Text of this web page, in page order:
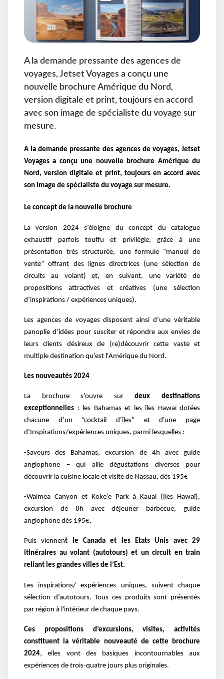
A la demande pressante des agences de
voyages, Jetset Voyages a conçu une
nouvelle brochure Amérique du Nord,
version digitale et print, toujours en accord
avec son image de spécialiste du voyage sur
mesure.
A la demande pressante des agences de voyages, Jetset
Voyages a conçu une nouvelle brochure Amérique du
Nord, version digitale et print, toujours en accord avec
son image de spécialiste du voyage sur mesure.
Le concept de la nouvelle brochure
La version 2024 s’éloigne du concept du catalogue
exhaustif parfois touffu et privilégie, grâce à une
présentation très structurée, une formule “manuel de
vente” offrant des lignes directrices (une sélection de
circuits au volant) et, en suivant, une variété de
propositions attractives et créatives (une sélection
d’inspirations / expériences uniques).
Les agences de voyages disposent ainsi d’une véritable
panoplie d’idées pour susciter et répondre aux envies de
leurs clients désireux de (re)découvrir cette vaste et
multiple destination qu’est l'Amérique du Nord.
Les nouveautés 2024
La brochure s'ouvre surdeux destinations
exceptionnelles : les Bahamas et les îles Hawaï dotées
chacune d’un “cocktail d’îles” et d'une page
d’Inspirations/expériences uniques, parmi lesquelles :
-Saveurs des Bahamas, excursion de 4h avec guide
anglophone – qui allie dégustations diverses pour
découvrir la cuisine locale et visite de Nassau, dès 195€
-Waimea Canyon et Koke’e Park à Kauai (Iles Hawaï),
excursion de 8h avec déjeuner barbecue, guide
anglophone dès 195€.
Puis viennent le Canada et les Etats Unis avec 29
itinéraires au volant (autotours) et un circuit en train
reliant les grandes villes de l’Est.
Les inspirations/ expériences uniques, suivent chaque
sélection d’autotours. Tous ces produits sont présentés
par région à l'intérieur de chaque pays.
Ces propositions d’excursions, visites, activités
constituent la véritable nouveauté de cette brochure
2024, elles vont des basiques incontournables aux
expériences de trois-quatre jours plus originales.